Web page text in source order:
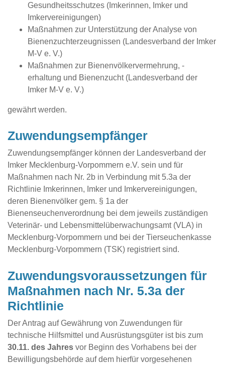
Gesundheitsschutzes (Imkerinnen, Imker und
Imkervereinigungen)
Maßnahmen zur Unterstützung der Analyse von
Bienenzuchterzeugnissen (Landesverband der Imker
M-V e. V.)
Maßnahmen zur Bienenvölkervermehrung, -
erhaltung und Bienenzucht (Landesverband der
Imker M-V e. V.)
gewährt werden.
Zuwendungsempfänger
Zuwendungsempfänger können der Landesverband der
Imker Mecklenburg-Vorpommern e.V. sein und für
Maßnahmen nach Nr. 2b in Verbindung mit 5.3a der
Richtlinie Imkerinnen, Imker und Imkervereinigungen,
deren Bienenvölker gem. § 1a der
Bienenseuchenverordnung bei dem jeweils zuständigen
Veterinär- und Lebensmittelüberwachungsamt (VLA) in
Mecklenburg-Vorpommern und bei der Tierseuchenkasse
Mecklenburg-Vorpommern (TSK) registriert sind.
Zuwendungsvoraussetzungen für
Maßnahmen nach Nr. 5.3a der
Richtlinie
Der Antrag auf Gewährung von Zuwendungen für
technische Hilfsmittel und Ausrüstungsgüter ist bis zum
30.11. des Jahres vor Beginn des Vorhabens bei der
Bewilligungsbehörde auf dem hierfür vorgesehenen